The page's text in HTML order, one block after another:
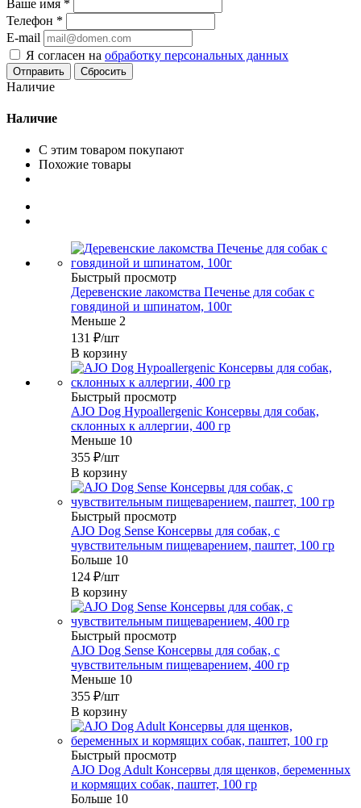
Ваше имя *
Телефон *
E-mail
Я согласен на обработку персональных данных
Сбросить
Наличие
Наличие
С этим товаром покупают
Похожие товары
Быстрый просмотр
Деревенские лакомства Печенье для собак с
говядиной и шпинатом, 100г
Меньше 2
131 ₽/шт
В корзину
Быстрый просмотр
AJO Dog Hypoallergenic Консервы для собак,
склонных к аллергии, 400 гр
Меньше 10
355 ₽/шт
В корзину
Быстрый просмотр
AJO Dog Sense Консервы для собак, с
чувствительным пищеварением, паштет, 100 гр
Больше 10
124 ₽/шт
В корзину
Быстрый просмотр
AJO Dog Sense Консервы для собак, с
чувствительным пищеварением, 400 гр
Меньше 10
355 ₽/шт
В корзину
Быстрый просмотр
AJO Dog Adult Консервы для щенков, беременных
и кормящих собак, паштет, 100 гр
Больше 10